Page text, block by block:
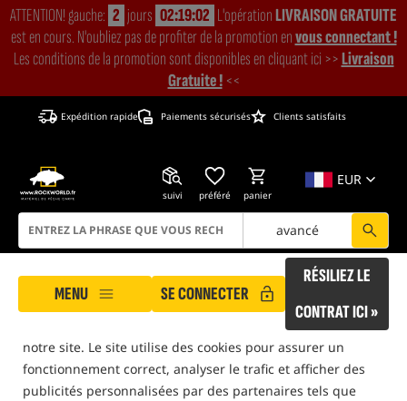
ROCKWORLD prend soin de votre vie privée !
Notre site utilise des cookies qui vous aident à garantir
des conditions sûres et confortables lors de vos visites sur
notre site. Le site utilise des cookies pour assurer un
fonctionnement correct, analyser le trafic et afficher des
publicités personnalisées par des partenaires tels que
ATTENTION! gauche: 2 jours 02:19:02 L'opérationLIVRAISON GRATUITE
est en cours. N'oubliez pas de profiter de la promotion envous connectant !
Les conditions de la promotion sont disponibles en cliquant ici >>Livraison
Gratuite !<<
Expédition rapide Paiements sécurisés Clients satisfaits
EUR
suivi préféré panier
avancé
MENU SE CONNECTER
RÉSILIEZ LE
CONTRAT ICI »
ROCKWORLD Pêche à la carpe Vêtements de carpe et équipement personnel
uniquement des produits dans notre entrepôt